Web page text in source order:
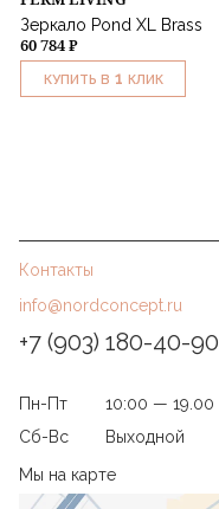
Зеркало Pond XL Brass
60 784 ₽
КУПИТЬ В 1 КЛИК
Контакты
info@nordconcept.ru
+7 (903) 180-40-90
Пн-Пт
10:00 — 19.00
Сб-Вс
Выходной
Мы на карте